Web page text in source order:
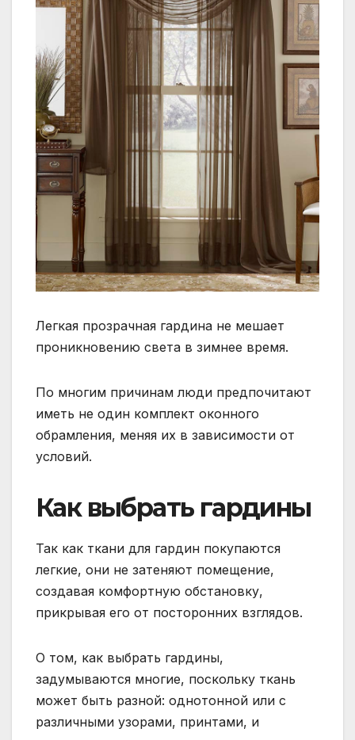
Легкая прозрачная гардина не мешает
проникновению света в зимнее время.
По многим причинам люди предпочитают
иметь не один комплект оконного
обрамления, меняя их в зависимости от
условий.
Как выбрать гардины
Так как ткани для гардин покупаются
легкие, они не затеняют помещение,
создавая комфортную обстановку,
прикрывая его от посторонних взглядов.
О том, как выбрать гардины,
задумываются многие, поскольку ткань
может быть разной: однотонной или с
различными узорами, принтами, и